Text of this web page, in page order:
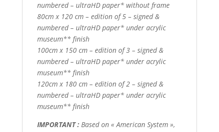
numbered – ultraHD paper* without frame
80cm x 120 cm – edition of 5 – signed &
numbered – ultraHD paper* under acrylic
museum** finish
100cm x 150 cm – edition of 3 – signed &
numbered – ultraHD paper* under acrylic
museum** finish
120cm x 180 cm – edition of 2 – signed &
numbered – ultraHD paper* under acrylic
museum** finish
IMPORTANT :Based on « American System »,